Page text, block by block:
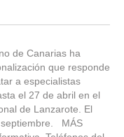
de Canarias ha
que responde
a especialistas
el 27 de abril en el
de Lanzarote. El
septiembre. MÁS